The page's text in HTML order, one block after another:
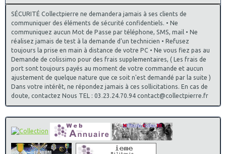
SÉCURITÉ Collectpierre ne demandera jamais à ses clients de
communiquer des éléments de sécurité confidentiels. • Ne
communiquez aucun Mot de Passe par téléphone, SMS, mail • Ne
réalisez jamais de test à la demande d’un technicien • Refusez
toujours la prise en main à distance de votre PC • Ne vous fiez pas au
Demande de colissimo pour des frais supplementaires, ( Les frais de
port sont toujours payés au moment de votre commande et aucun
ajustement de quelque nature que ce soit n'est demandé par la suite )
Dans votre intérêt, ne répondez jamais à ces sollicitations. En cas de
doute, contactez Nous TEL : 03.23.24.70.94 contact@collectpierre.fr